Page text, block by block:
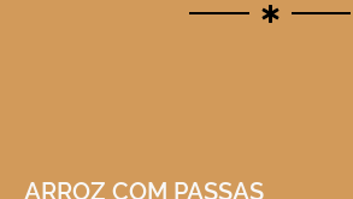
ARROZ COM PASSAS